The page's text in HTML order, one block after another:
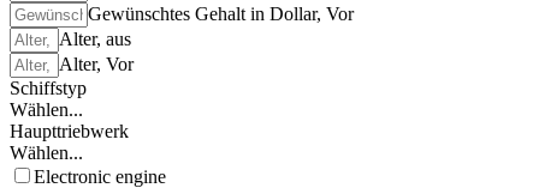
Gewünschtes Gehalt in Dollar, Vor
Alter, aus
Alter, Vor
Schiffstyp
Wählen...
Haupttriebwerk
Wählen...
Electronic engine